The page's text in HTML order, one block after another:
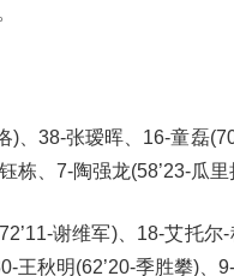
、38-张瑷晖、16-童磊
栋、7-陶强龙(58’23-瓜里
谢维军)、18-艾托
王秋明(62’20-季胜攀)、